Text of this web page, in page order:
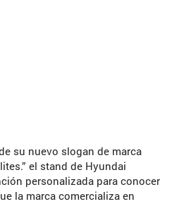
su nuevo slogan de marca
el stand de Hyundai
personalizada para conocer
la marca comercializa en